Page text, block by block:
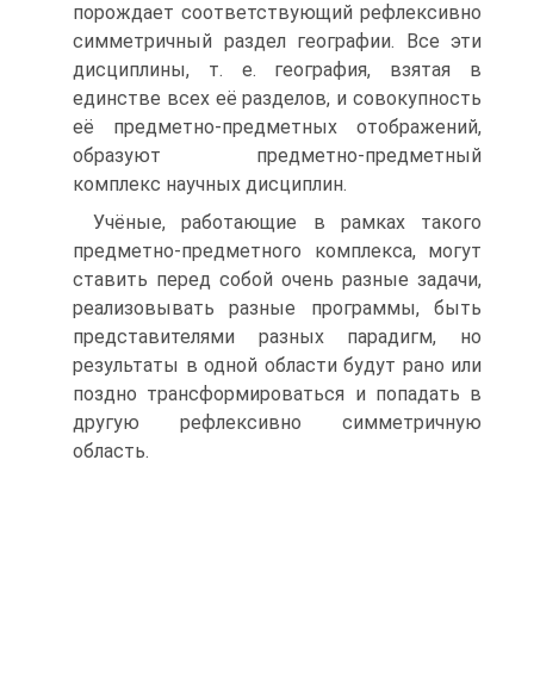
порождает соответствующий рефлексивно
симметричный раздел географии. Все эти
дисциплины, т. е. география, взятая в
единстве всех её разделов, и совокупность
её предметно-предметных отображений,
образуют предметно-предметный
комплекс научных дисциплин.
Учёные, работающие в рамках такого
предметно-предметного комплекса, могут
ставить перед собой очень разные задачи,
реализовывать разные программы, быть
представителями разных парадигм, но
результаты в одной области будут рано или
поздно трансформироваться и попадать в
другую рефлексивно симметричную
область.